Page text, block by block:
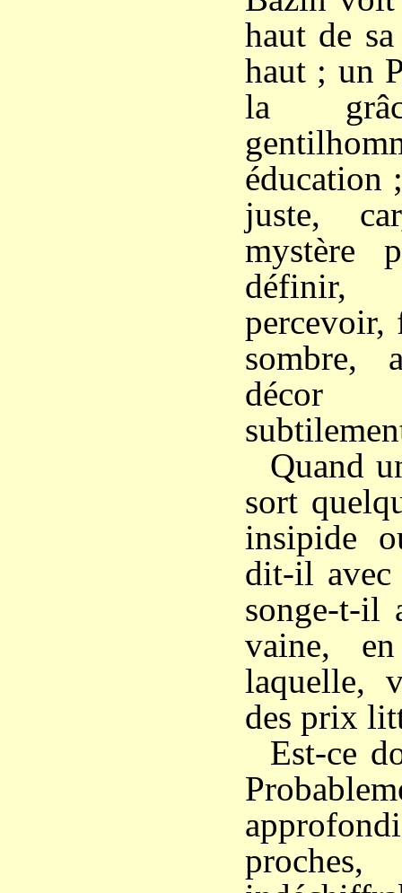
haut de
haut ; un
la
éducation
juste,
mystère
définir,
percevoir,
sombre,
décor
Quand
sort
insipide
dit-il
songe-t-il
vaine,
laquelle,
des prix
Est-ce